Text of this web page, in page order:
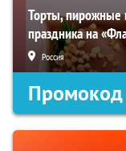
Торты, пирожные
праздника на
Россия
Промокод